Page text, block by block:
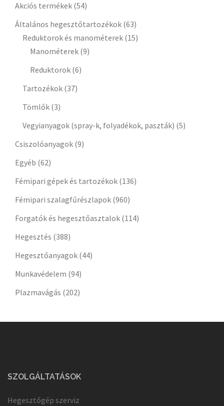
Akciós termékek (54)
Általános hegesztőtartozékok (63)
Reduktorok és manométerek (15)
Manométerek (9)
Reduktorok (6)
Tartozékok (37)
Tömlők (3)
Vegyianyagok (spray-k, folyadékok, paszták) (5)
Csiszolóanyagok (9)
Egyéb (62)
Fémipari gépek és tartozékok (136)
Fémipari szalagfűrészlapok (960)
Forgatók és hegesztőasztalok (114)
Hegesztés (388)
Hegesztőanyagok (44)
Munkavédelem (94)
Plazmavágás (202)
SZOLGÁLTATÁSOK
Hegesztőgép szerviz